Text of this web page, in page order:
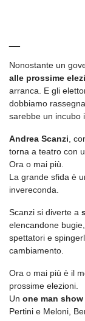
Nonostante un
alle prossime
arranca. E gli
dobbiamo
sarebbe un incubo
Andrea Scanzi ,
torna a teatro con
Ora o mai più.
La grande sfida è
invereconda.
Scanzi si diverte a
elencandone
spettatori e
cambiamento.
Ora o mai più è il
prossime elezioni.
Un one man show
Pertini e Meloni,